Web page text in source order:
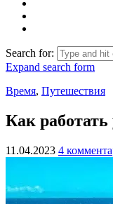
Search for:
Expand search form
Время, Путешествия
Как работать
11.04.2023 4